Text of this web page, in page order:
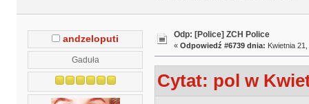
andzeloputi
Gaduła
Odp: [Police] ZCH Police
« Odpowiedź #6739 dnia: Kwietnia
Cytat: pol w